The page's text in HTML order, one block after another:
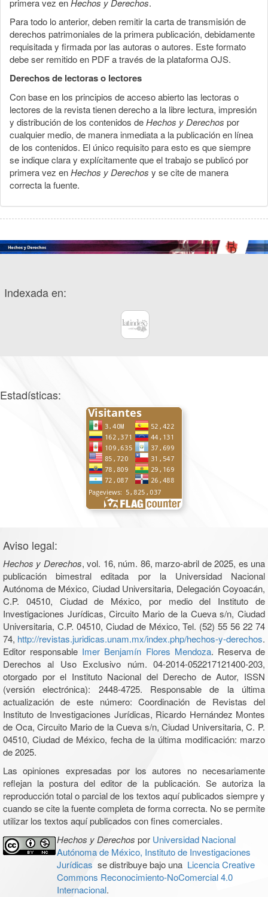
primera vez enHechos y Derechos.
Para todo lo anterior, deben remitir la carta de transmisión de
derechos patrimoniales de la primera publicación, debidamente
requisitada y firmada por las autoras o autores. Este formato
debe ser remitido en PDF a través de la plataforma OJS.
Derechos de lectoras o lectores
Con base en los principios de acceso abierto las lectoras o
lectores de la revista tienen derecho a la libre lectura, impresión
y distribución de los contenidos deHechos y Derechos por
cualquier medio, de manera inmediata a la publicación en línea
de los contenidos. El único requisito para esto es que siempre
se indique clara y explícitamente que el trabajo se publicó por
primera vez enHechos y Derechos y se cite de manera
correcta la fuente.
Indexada en:
Estadísticas:
Aviso legal:
Hechos y Derechos, vol. 16, núm. 86, marzo-abril de 2025, es una
publicación bimestral editada por la Universidad Nacional
Autónoma de México, Ciudad Universitaria, Delegación Coyoacán,
C.P. 04510, Ciudad de México, por medio del Instituto de
Investigaciones Jurídicas, Circuito Mario de la Cueva s/n, Ciudad
Universitaria, C.P. 04510, Ciudad de México, Tel. (52) 55 56 22 74
74, http://revistas.juridicas.unam.mx/index.php/hechos-y-derechos.
Editor responsable Imer Benjamín Flores Mendoza. Reserva de
Derechos al Uso Exclusivo núm. 04-2014-052217121400-203,
otorgado por el Instituto Nacional del Derecho de Autor, ISSN
(versión electrónica): 2448-4725. Responsable de la última
actualización de este número: Coordinación de Revistas del
Instituto de Investigaciones Jurídicas, Ricardo Hernández Montes
de Oca, Circuito Mario de la Cueva s/n, Ciudad Universitaria, C. P.
04510, Ciudad de México, fecha de la última modificación: marzo
de 2025.
Las opiniones expresadas por los autores no necesariamente
reflejan la postura del editor de la publicación. Se autoriza la
reproducción total o parcial de los textos aquí publicados siempre y
cuando se cite la fuente completa de forma correcta. No se permite
utilizar los textos aquí publicados con fines comerciales.
Hechos y Derechos por Universidad Nacional
Autónoma de México, Instituto de Investigaciones
Jurídicas se distribuye bajo una Licencia Creative
Commons Reconocimiento-NoComercial 4.0
Internacional.